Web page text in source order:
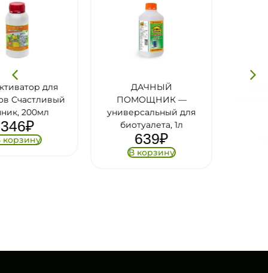
ДАЧНЫЙ
ПОМОЩНИК —
универсальный для
автономных туалетов,